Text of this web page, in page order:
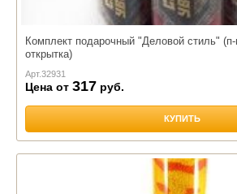
Комплект подарочный "Деловой стиль" (п-
открытка)
Арт.32931
Цена от 317 руб.
КУПИТЬ